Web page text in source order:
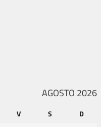
AGOSTO 2026
V S D